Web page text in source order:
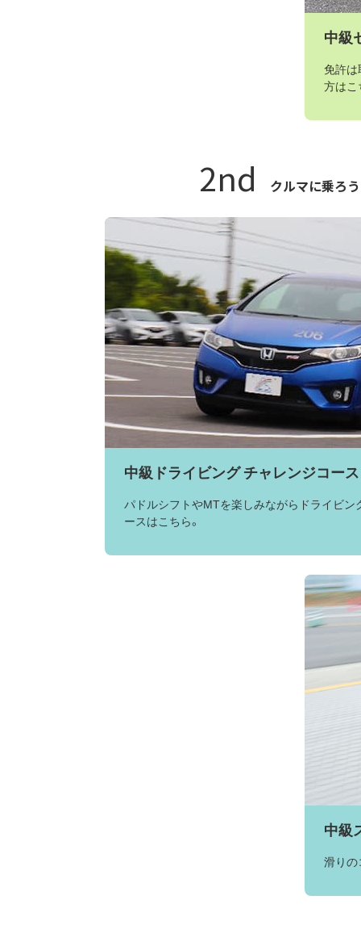
中級
免許は
方はこ
2nd クルマに乗ろう
中級ドライビング チャレンジコース
パドルシフトやMTを楽しみながらドライビン
ースはこちら。
中級
滑りの